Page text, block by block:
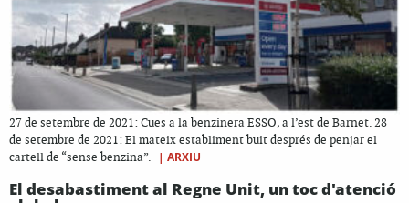
27 de setembre de 2021: Cues a la benzinera ESSO, a l’est de Barnet. 28
de setembre de 2021: El mateix establiment buit després de penjar el
cartell de “sense benzina”.
| ARXIU
El desabastiment al Regne Unit, un toc d'atenció